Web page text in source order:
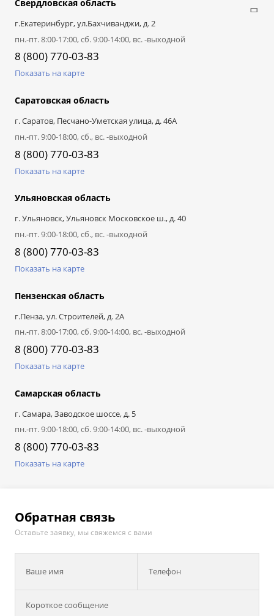
Свердловская область
г.Екатеринбург, ул.Бахчиванджи, д. 2
пн.-пт. 8:00-17:00, сб. 9:00-14:00, вс. -выходной
8 (800) 770-03-83
Показать на карте
Саратовская область
г. Саратов, Песчано-Уметская улица, д. 46А
пн.-пт. 9:00-18:00, сб., вс. -выходной
8 (800) 770-03-83
Показать на карте
Ульяновская область
г. Ульяновск, Ульяновск Московское ш., д. 40
пн.-пт. 9:00-18:00, сб., вс. -выходной
8 (800) 770-03-83
Показать на карте
Пензенская область
г.Пенза, ул. Строителей, д. 2А
пн.-пт. 8:00-17:00, сб. 9:00-14:00, вс. -выходной
8 (800) 770-03-83
Показать на карте
Самарская область
г. Самара, Заводское шоссе, д. 5
пн.-пт. 9:00-18:00, сб. 9:00-14:00, вс. -выходной
8 (800) 770-03-83
Показать на карте
Обратная связь
Оставьте заявку, мы свяжемся с вами
Ваше имя Телефон